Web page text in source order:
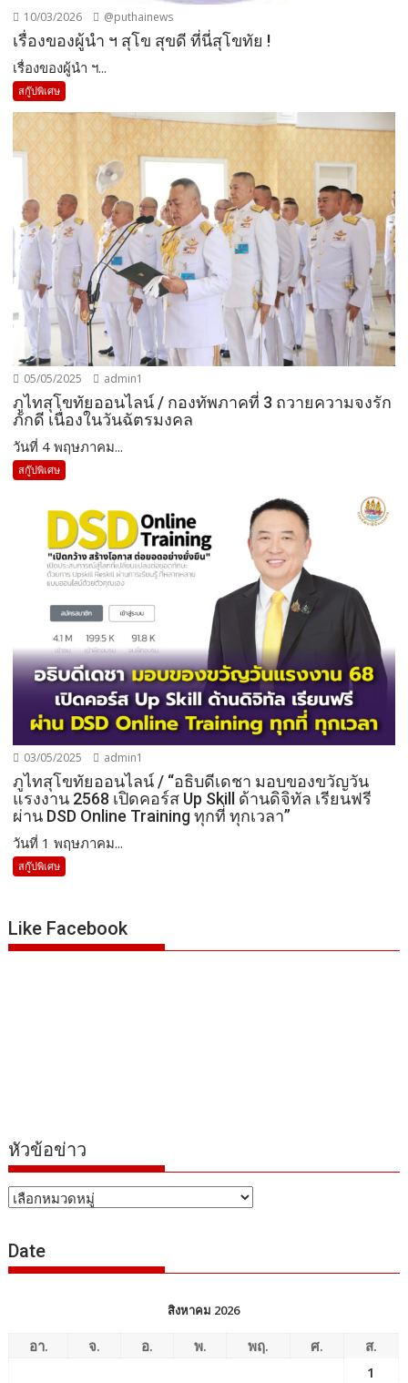
10/03/2026 @puthainews
เรื่องของผู้นำ ฯ สุโข สุขดี ที่นี่สุโขทัย !
เรื่องของผู้นำ ฯ...
สกู๊ปพิเศษ
05/05/2025 admin1
ภูไทสุโขทัยออนไลน์ / กองทัพภาคที่ 3 ถวายความจงรัก
ภักดี เนื่องในวันฉัตรมงคล
วันที่ 4 พฤษภาคม...
สกู๊ปพิเศษ
03/05/2025 admin1
ภูไทสุโขทัยออนไลน์ / “อธิบดีเดชา มอบของขวัญวัน
แรงงาน 2568 เปิดคอร์ส Up Skill ด้านดิจิทัล เรียนฟรี
ผ่าน DSD Online Training ทุกที่ ทุกเวลา”
วันที่ 1 พฤษภาคม...
สกู๊ปพิเศษ
Like Facebook
หัวข้อข่าว
หัวข้อ
Date
สิงหาคม 2026
อา. จ. อ. พ. พฤ. ศ.
ส.
1